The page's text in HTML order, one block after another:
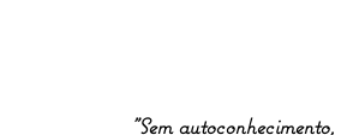
"Sem autoconhecimento,